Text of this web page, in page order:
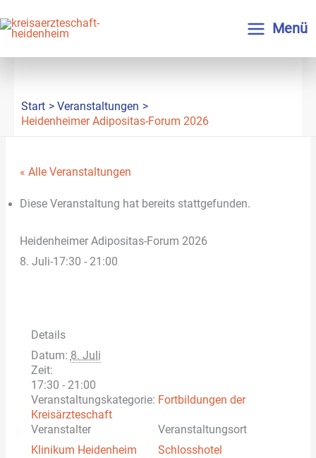
Inhalt
springen
Menü
Start
Veranstaltungen
Heidenheimer Adipositas-Forum 2026
« Alle Veranstaltungen
Diese Veranstaltung hat bereits stattgefunden.
Heidenheimer Adipositas-Forum 2026
8. Juli-17:30 - 21:00
Details
Datum: 8. Juli
Zeit:
17:30 - 21:00
Veranstaltungskategorie: Fortbildungen der
Kreisärzteschaft
Veranstaltungsort
Schlosshotel
Veranstalter
Klinikum Heidenheim